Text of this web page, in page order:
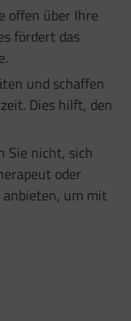
offen über Ihre
fördert das
und schaffen
Dies hilft, den
Sie nicht, sich
oder
um mit